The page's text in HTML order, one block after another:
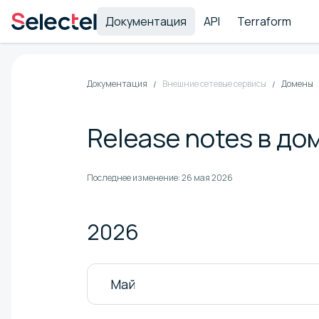
Документация API Terraform
Документация Внешние сетевые сервисы Домены
Release notes в
Последнее изменение:26 мая 2026
2026
Май